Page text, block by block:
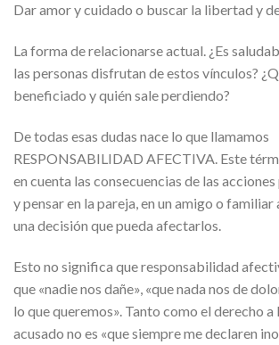
Dar amor y cuidado o buscar la libertad y
La forma de relacionarse actual. ¿Es
las personas disfrutan de estos vínculos?
beneficiado y quién sale perdiendo?
De todas esas dudas nace lo que llamamos
RESPONSABILIDAD AFECTIVA. Este
en cuenta las consecuencias de las
y pensar en la pareja, en un amigo o
una decisión que pueda afectarlos.
Esto no significa que responsabilidad
que «nadie nos dañe», «que nada nos de
lo que queremos». Tanto como el derecho a
acusado no es «que siempre me declaren